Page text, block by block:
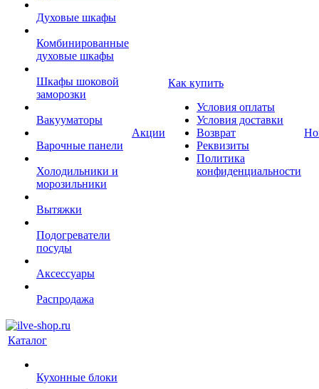
Духовые шкафы
Комбинированные
духовые шкафы
Шкафы шоковой
заморозки
Вакууматоры
Варочные панели
Холодильники и
морозильники
Вытяжки
Подогреватели
посуды
Аксессуары
Распродажа
Акции
Как купить
Условия оплаты
Условия доставки
Возврат
Реквизиты
Политика
конфиденциальности
Каталог
Кухонные блоки